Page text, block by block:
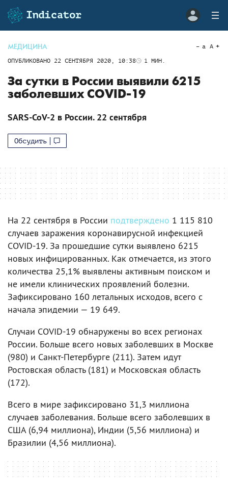
МЕДИЦИНА
ОПУБЛИКОВАНО 22 СЕНТЯБРЯ 2020, 10:38 1 МИН.
a A
За сутки в России выявили 6215
заболевших COVID-19
SARS-CoV-2 в России. 22 сентября
Обсудить
На 22 сентября в России подтверждено 1 115 810
случаев заражения коронавирусной инфекцией
COVID-19. За прошедшие сутки выявлено 6215
новых инфицированных. Как отмечается, из этого
количества 25,1% выявлены активным поиском и
не имели клинических проявлений болезни.
Зафиксировано 160 летальных исходов, всего с
начала эпидемии — 19 649.
Случаи COVID-19 обнаружены во всех регионах
России. Больше всего новых заболевших в Москве
(980) и Санкт-Петербурге (211). Затем идут
Ростовская область (181) и Московская область
(172).
Всего в мире зафиксировано 31,3 миллиона
случаев заболевания. Больше всего заболевших в
США (6,94 миллиона), Индии (5,56 миллиона) и
Бразилии (4,56 миллиона).